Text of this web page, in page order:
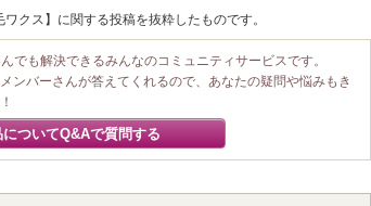
クス】に関する投稿を抜粋したものです。
でも解決できるみんなのコミュニティサービスです。
ンバーさんが答えてくれるので、あなたの疑問や悩みもき
ついてQ&Aで質問する